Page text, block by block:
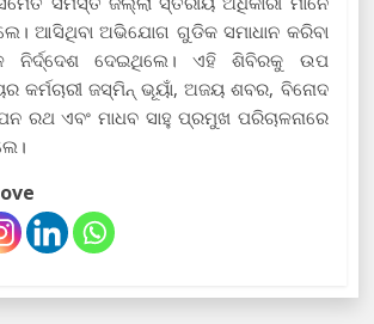
ଆସିଥିବା ଅଭିଯୋଗ ଗୁଡିକ ସମାଧାନ କରିବା
ନିର୍ଦ୍ଦେଶ ଦେଇଥିଲେ। ଏହି ଶିବିରକୁ ଉପ
କର୍ମଚାରୀ ଜସ୍ମିନ୍ ଭୂୟାଁ, ଅଜୟ ଶବର, ବିନୋଦ
ରଥ ଏବଂ ମାଧବ ସାହୁ ପ୍ରମୁଖ ପରିଚାଳନାରେ